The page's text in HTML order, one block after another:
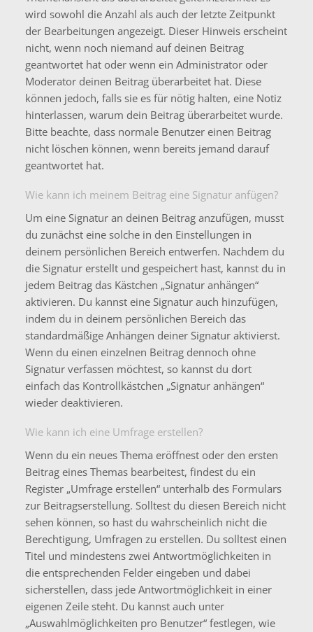
wird sowohl die Anzahl als auch der letzte Zeitpunkt
der Bearbeitungen angezeigt. Dieser Hinweis erscheint
nicht, wenn noch niemand auf deinen Beitrag
geantwortet hat oder wenn ein Administrator oder
Moderator deinen Beitrag überarbeitet hat. Diese
können jedoch, falls sie es für nötig halten, eine Notiz
hinterlassen, warum dein Beitrag überarbeitet wurde.
Bitte beachte, dass normale Benutzer einen Beitrag
nicht löschen können, wenn bereits jemand darauf
geantwortet hat.
Wie kann ich meinem Beitrag eine Signatur anfügen?
Um eine Signatur an deinen Beitrag anzufügen, musst
du zunächst eine solche in den Einstellungen in
deinem persönlichen Bereich entwerfen. Nachdem du
die Signatur erstellt und gespeichert hast, kannst du in
jedem Beitrag das Kästchen „Signatur anhängen“
aktivieren. Du kannst eine Signatur auch hinzufügen,
indem du in deinem persönlichen Bereich das
standardmäßige Anhängen deiner Signatur aktivierst.
Wenn du einen einzelnen Beitrag dennoch ohne
Signatur verfassen möchtest, so kannst du dort
einfach das Kontrollkästchen „Signatur anhängen“
wieder deaktivieren.
Wie kann ich eine Umfrage erstellen?
Wenn du ein neues Thema eröffnest oder den ersten
Beitrag eines Themas bearbeitest, findest du ein
Register „Umfrage erstellen“ unterhalb des Formulars
zur Beitragserstellung. Solltest du diesen Bereich nicht
sehen können, so hast du wahrscheinlich nicht die
Berechtigung, Umfragen zu erstellen. Du solltest einen
Titel und mindestens zwei Antwortmöglichkeiten in
die entsprechenden Felder eingeben und dabei
sicherstellen, dass jede Antwortmöglichkeit in einer
eigenen Zeile steht. Du kannst auch unter
„Auswahlmöglichkeiten pro Benutzer“ festlegen, wie